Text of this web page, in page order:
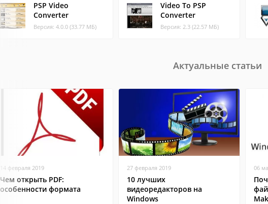
PSP Video
Converter
Версия: 4.0.0 (33.77 МБ)
Video To PSP
Converter
Версия: 2.3 (22.57 МБ)
Актуальные статьи
14 февраля 2019
Чем открыть PDF:
особенности формата
27 февраля 2019
10 лучших
видеоредакторов на
Windows
06